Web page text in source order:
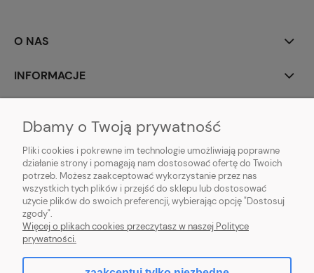
O NAS
INFORMACJE
POMOC
Hurtownia kosmetyczna Zby-Mal | ul. Mościckiego 14; 66-400 Gorzów
Wlkp. | NIP: 5992806699 | Tel.698 35 12 13|zby-mal@wp.pl
Dbamy o Twoją prywatność
Pliki cookies i pokrewne im technologie umożliwiają poprawne
działanie strony i pomagają nam dostosować ofertę do Twoich
potrzeb. Możesz zaakceptować wykorzystanie przez nas
wszystkich tych plików i przejść do sklepu lub dostosować
użycie plików do swoich preferencji, wybierając opcję "Dostosuj
zgody".
Więcej o plikach cookies przeczytasz w naszej Polityce
prywatności.